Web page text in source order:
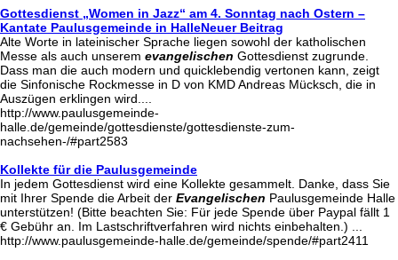
Gottesdienst „Women in Jazz“ am 4. Sonntag nach Ostern –
Kantate Paulusgemeinde in HalleNeuer Beitrag
Alte Worte in lateinischer Sprache liegen sowohl der katholischen
Messe als auch unserem evangelischen Gottesdienst zugrunde.
Dass man die auch modern und quicklebendig vertonen kann, zeigt
die Sinfonische Rockmesse in D von KMD Andreas Mücksch, die in
Auszügen erklingen wird....
http://www.paulusgemeinde-
halle.de/gemeinde/gottesdienste/gottesdienste-zum-
nachsehen-/#part2583
Kollekte für die Paulusgemeinde
In jedem Gottesdienst wird eine Kollekte gesammelt. Danke, dass Sie
mit Ihrer Spende die Arbeit der Evangelischen Paulusgemeinde Halle
unterstützen! (Bitte beachten Sie: Für jede Spende über Paypal fällt 1
€ Gebühr an. Im Lastschriftverfahren wird nichts einbehalten.) ...
http://www.paulusgemeinde-halle.de/gemeinde/spende/#part2411